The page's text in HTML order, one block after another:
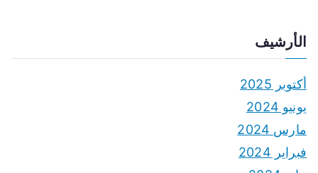
الأرشيف
أكتوبر 2025
يونيو 2024
مارس 2024
فبراير 2024